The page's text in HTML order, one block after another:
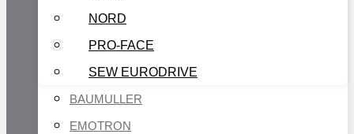
NORD
PRO-FACE
SEW EURODRIVE
BAUMULLER
EMOTRON